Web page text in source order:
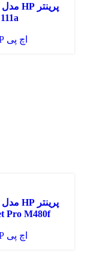
111a
اچ پی HP
Pro M480f
اچ پی HP